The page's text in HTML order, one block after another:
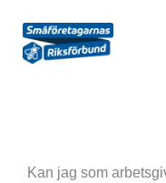
innehåll
Kan jag som